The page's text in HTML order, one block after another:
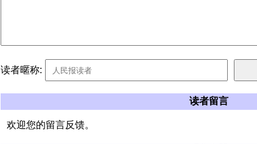
读者暱称:
读者留言
欢迎您的留言反馈。